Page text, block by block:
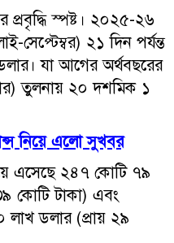
প্রবৃদ্ধি স্পষ্ট। ২০২৫-২৬
সেপ্টেম্বর) ২১ দিন পর্যন্ত
যা আগের অর্থবছরের
তুলনায় ২০ দশমিক ১
নিয়ে এলো সুখবর
এসেছে ২৪৭ কোটি ৭৯
কোটি টাকা) এবং
ডলার (প্রায় ২৯